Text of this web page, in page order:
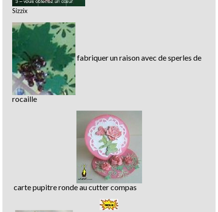
Sizzix
fabriquer un raison avec de sperles de
rocaille
carte pupitre ronde au cutter compas